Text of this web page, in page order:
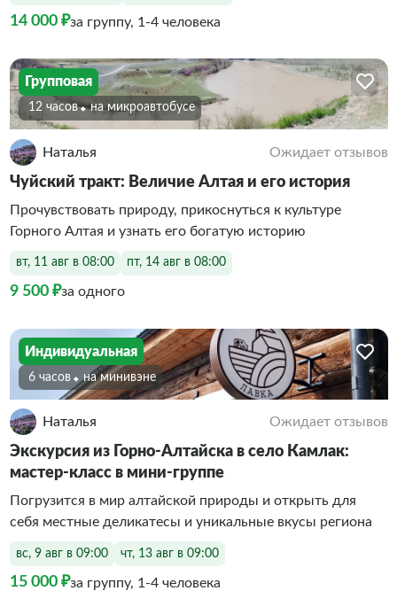
14 000 ₽за группу, 1-4 человека
Групповая
12 часов На микроавтобусе
Наталья Ожидает отзывов
Чуйский тракт: Величие Алтая и его история
Прочувствовать природу, прикоснуться к культуре
Горного Алтая и узнать его богатую историю
вт, 11 авг в 08:00 пт, 14 авг в 08:00
9 500 ₽за одного
Индивидуальная
6 часов На минивэне
Наталья Ожидает отзывов
Экскурсия из Горно-Алтайска в село Камлак:
мастер-класс в мини-группе
Погрузится в мир алтайской природы и открыть для
себя местные деликатесы и уникальные вкусы региона
вс, 9 авг в 09:00 чт, 13 авг в 09:00
15 000 ₽за группу, 1-4 человека